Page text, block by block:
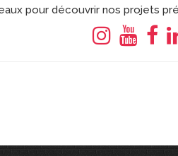
pour découvrir nos projets